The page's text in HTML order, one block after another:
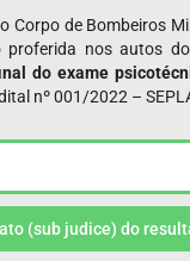
Corpo de Bombeiros
nos autos
do exame
nº 001/2022 –
(sub judice) do